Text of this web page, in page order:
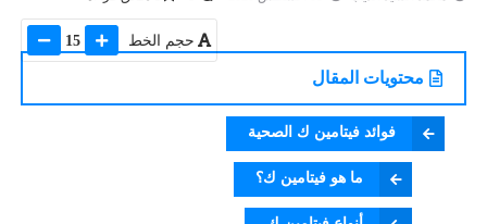
حجم الخط 15
محتويات المقال
فوائد فيتامين ك الصحية
ما هو فيتامين ك؟